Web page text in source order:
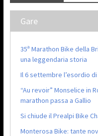
Gare
35ª Marathon Bike della
una leggendaria storia
Il 6 settembre l’esordio
“Au revoir” Monselice in
marathon passa a Gallio
Si chiude il Prealpi Bike
Monterosa Bike: tante